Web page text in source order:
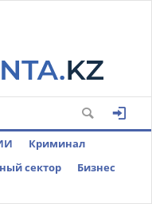
Криминал
сектор
Бизнес